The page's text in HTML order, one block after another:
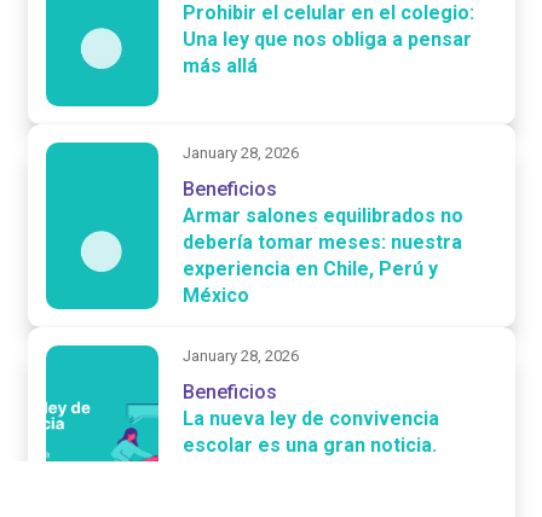
Prohibir el celular en el colegio:
Una ley que nos obliga a pensar
más allá
January 28, 2026
Beneficios
Armar salones equilibrados no
debería tomar meses: nuestra
experiencia en Chile, Perú y
México
January 28, 2026
Beneficios
La nueva ley de convivencia
escolar es una gran noticia.